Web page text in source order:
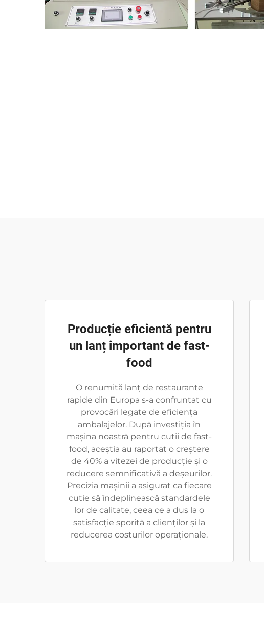
Producție eficientă pentru
un lanț important de fast-
food
O renumită lanț de restaurante
rapide din Europa s-a confruntat cu
provocări legate de eficiența
ambalajelor. După investiția în
mașina noastră pentru cutii de fast-
food, aceștia au raportat o creștere
de 40% a vitezei de producție și o
reducere semnificativă a deșeurilor.
Precizia mașinii a asigurat ca fiecare
cutie să îndeplinească standardele
lor de calitate, ceea ce a dus la o
satisfacție sporită a clienților și la
reducerea costurilor operaționale.